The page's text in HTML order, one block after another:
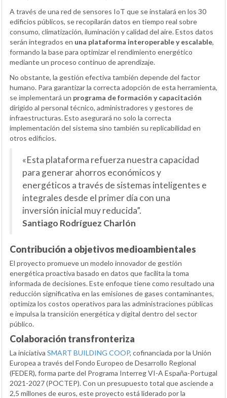
A través de una red de sensores IoT que se instalará en los 30
edificios públicos, se recopilarán datos en tiempo real sobre
consumo, climatización, iluminación y calidad del aire. Estos datos
serán integrados en una plataforma interoperable y escalable,
formando la base para optimizar el rendimiento energético
mediante un proceso continuo de aprendizaje.
No obstante, la gestión efectiva también depende del factor
humano. Para garantizar la correcta adopción de esta herramienta,
se implementará un programa de formación y capacitación
dirigido al personal técnico, administradores y gestores de
infraestructuras. Esto asegurará no solo la correcta
implementación del sistema sino también su replicabilidad en
otros edificios.
«Esta plataforma refuerza nuestra capacidad
para generar ahorros económicos y
energéticos a través de sistemas inteligentes e
integrales desde el primer día con una
inversión inicial muy reducida”.
Santiago Rodríguez Charlón
Contribución a objetivos medioambientales
El proyecto promueve un modelo innovador de gestión
energética proactiva basado en datos que facilita la toma
informada de decisiones. Este enfoque tiene como resultado una
reducción significativa en las emisiones de gases contaminantes,
optimiza los costos operativos para las administraciones públicas
e impulsa la transición energética y digital dentro del sector
público.
Colaboración transfronteriza
La iniciativa SMART BUILDING COOP, cofinanciada por la Unión
Europea a través del Fondo Europeo de Desarrollo Regional
(FEDER), forma parte del Programa Interreg VI-A España-Portugal
2021-2027 (POCTEP). Con un presupuesto total que asciende a
2,5 millones de euros, este proyecto está liderado por la